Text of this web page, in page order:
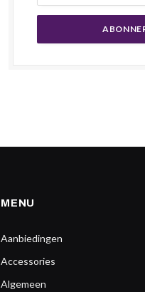
MENU
Aanbiedingen
Accessories
Algemeen